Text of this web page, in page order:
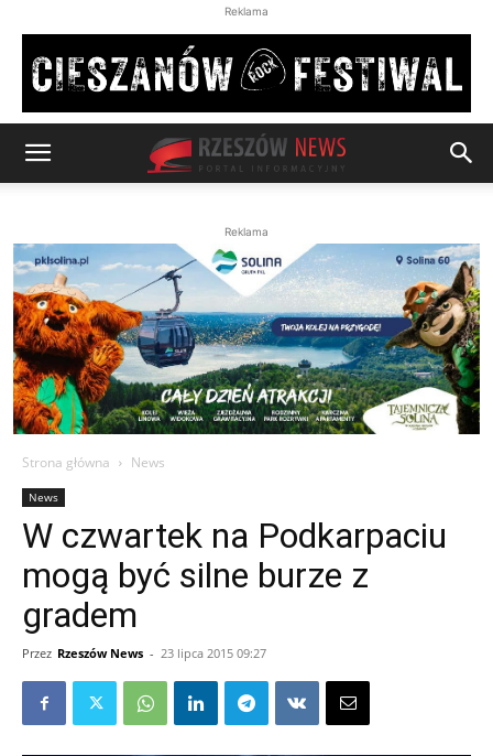
Reklama
Reklama
Strona główna News
News
W czwartek na Podkarpaciu
mogą być silne burze z
gradem
Przez Rzeszów News - 23 lipca 2015 09:27